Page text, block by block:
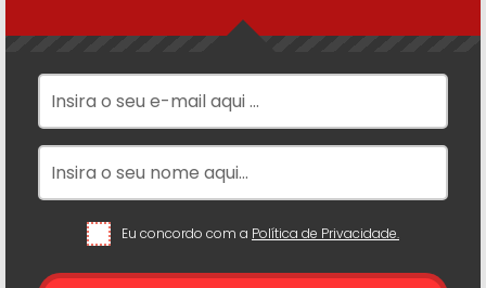
Eu concordo com a Política de Privacidade.